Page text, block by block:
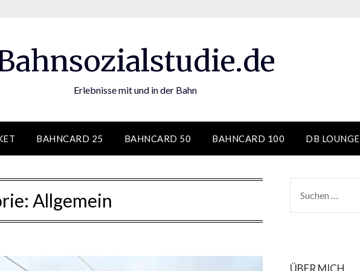
Erlebnisse mit und in der Bahn
BAHNCARD 25 BAHNCARD 50 BAHNCARD 100 DB LOUNGE
Allgemein
NACH:
ÜBER MICH